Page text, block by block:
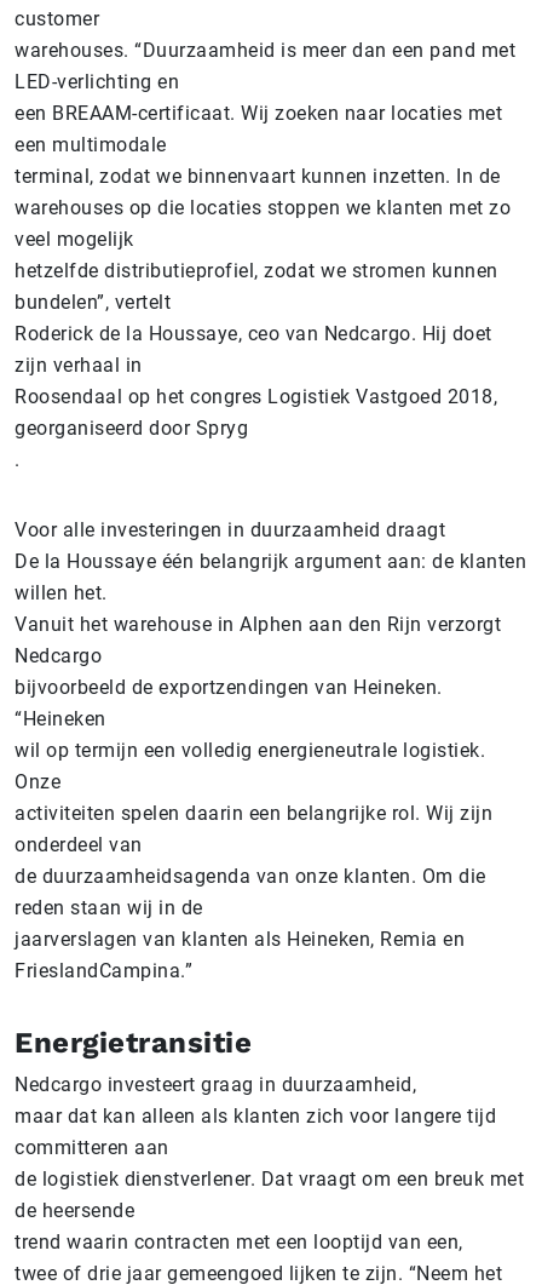
customer
warehouses. “Duurzaamheid is meer dan een pand met
LED-verlichting en
een BREAAM-certificaat. Wij zoeken naar locaties met
een multimodale
terminal, zodat we binnenvaart kunnen inzetten. In de
warehouses op die locaties stoppen we klanten met zo
veel mogelijk
hetzelfde distributieprofiel, zodat we stromen kunnen
bundelen”, vertelt
Roderick de la Houssaye, ceo van Nedcargo. Hij doet
zijn verhaal in
Roosendaal op het congres Logistiek Vastgoed 2018,
georganiseerd door Spryg
.
Voor alle investeringen in duurzaamheid draagt
De la Houssaye één belangrijk argument aan: de klanten
willen het.
Vanuit het warehouse in Alphen aan den Rijn verzorgt
Nedcargo
bijvoorbeeld de exportzendingen van Heineken.
“Heineken
wil op termijn een volledig energieneutrale logistiek.
Onze
activiteiten spelen daarin een belangrijke rol. Wij zijn
onderdeel van
de duurzaamheidsagenda van onze klanten. Om die
reden staan wij in de
jaarverslagen van klanten als Heineken, Remia en
FrieslandCampina.”
Energietransitie
Nedcargo investeert graag in duurzaamheid,
maar dat kan alleen als klanten zich voor langere tijd
committeren aan
de logistiek dienstverlener. Dat vraagt om een breuk met
de heersende
trend waarin contracten met een looptijd van een,
twee of drie jaar gemeengoed lijken te zijn. “Neem het